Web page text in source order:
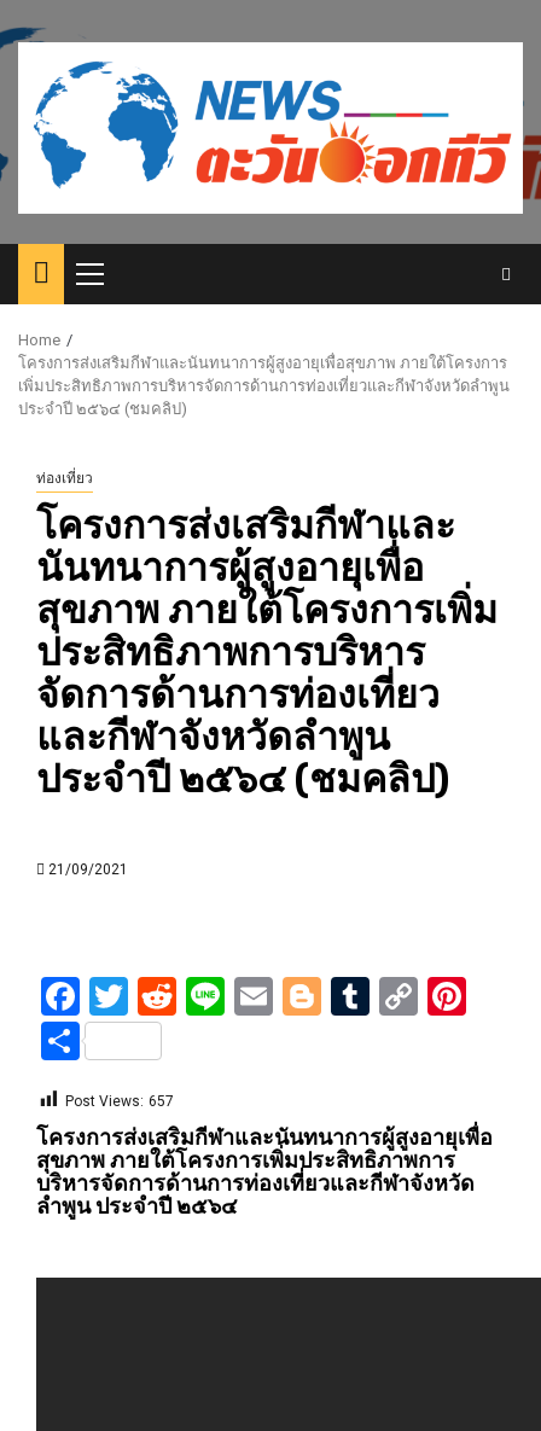
to
content
Primary
Menu
Home
โครงการส่งเสริมกีฬาและนันทนาการผู้สูงอายุเพื่อสุขภาพ ภายใต้โครงการ
เพิ่มประสิทธิภาพการบริหารจัดการด้านการท่องเที่ยวและกีฬาจังหวัดลำพูน
ประจำปี ๒๕๖๔ (ชมคลิป)
ท่องเที่ยว
โครงการส่งเสริมกีฬาและ
นันทนาการผู้สูงอายุเพื่อ
สุขภาพ ภายใต้โครงการเพิ่ม
ประสิทธิภาพการบริหาร
จัดการด้านการท่องเที่ยว
และกีฬาจังหวัดลำพูน
ประจำปี ๒๕๖๔ (ชมคลิป)
21/09/2021
Facebook
Twitter
Reddit
LineEmailBlogger
Tumblr
Copy
Share
Post Views: 657
โครงการส่งเสริมกีฬาและนันทนาการผู้สูงอายุเพื่อ
สุขภาพ ภายใต้โครงการเพิ่มประสิทธิภาพการ
บริหารจัดการด้านการท่องเที่ยวและกีฬาจังหวัด
ลำพูน ประจำปี ๒๕๖๔